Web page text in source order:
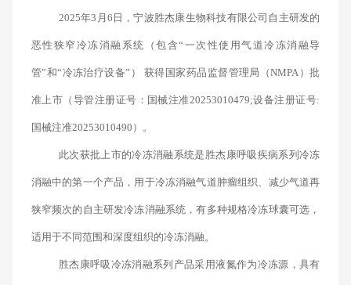
2025年3月6日，宁波胜杰康生物科技有限公司自主研发的
恶性狭窄冷冻消融系统（包含“一次性使用气道冷冻消融导
管”和“冷冻治疗设备”） 获得国家药品监督管理局（NMPA）批
准上市（导管注册证号：国械注准20253010479;设备注册证号:
国械注准20253010490）。
此次获批上市的冷冻消融系统是胜杰康呼吸疾病系列冷冻
消融中的第一个产品，用于冷冻消融气道肿瘤组织、减少气道再
狭窄频次的自主研发冷冻消融系统，有多种规格冷冻球囊可选，
适用于不同范围和深度组织的冷冻消融。
胜杰康呼吸冷冻消融系列产品采用液氮作为冷冻源，具有